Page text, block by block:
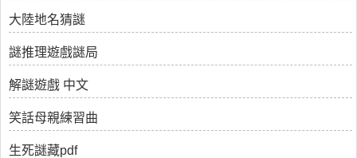
大陸地名猜謎
謎推理遊戲謎局
解謎遊戲 中文
笑話母親練習曲
生死謎藏pdf